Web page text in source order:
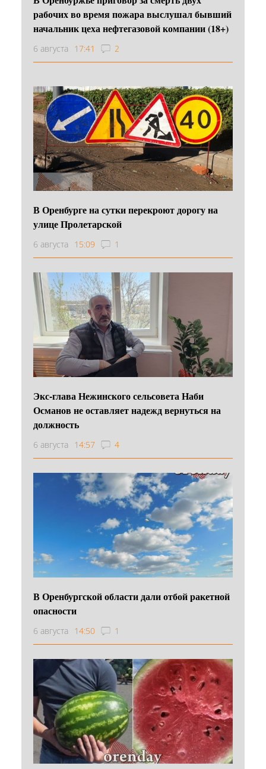
рабочих во время пожара выслушал бывший
начальник цеха нефтегазовой компании (18+)
6 августа 17:41 2
В Оренбурге на сутки перекроют дорогу на
улице Пролетарской
6 августа 15:09 1
Экс-глава Нежинского сельсовета Наби
Османов не оставляет надежд вернуться на
должность
6 августа 14:57 4
В Оренбургской области дали отбой ракетной
опасности
6 августа 14:50 1